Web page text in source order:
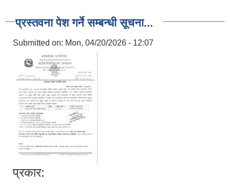
प्रस्तवना पेश गर्ने सम्बन्धी सूचना...
Submitted on: Mon, 04/20/2026 - 12:07
प्रकार: